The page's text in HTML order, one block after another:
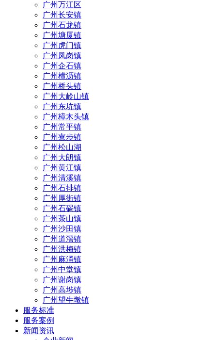
广州万江区
广州长安镇
广州石龙镇
广州塘厦镇
广州虎门镇
广州凤岗镇
广州企石镇
广州横沥镇
广州桥头镇
广州大岭山镇
广州东坑镇
广州樟木头镇
广州常平镇
广州寮步镇
广州松山湖
广州大朗镇
广州黄江镇
广州清溪镇
广州石排镇
广州厚街镇
广州石碣镇
广州茶山镇
广州沙田镇
广州道滘镇
广州洪梅镇
广州麻涌镇
广州中堂镇
广州谢岗镇
广州高埗镇
广州望牛墩镇
服务标准
服务案例
新闻资讯